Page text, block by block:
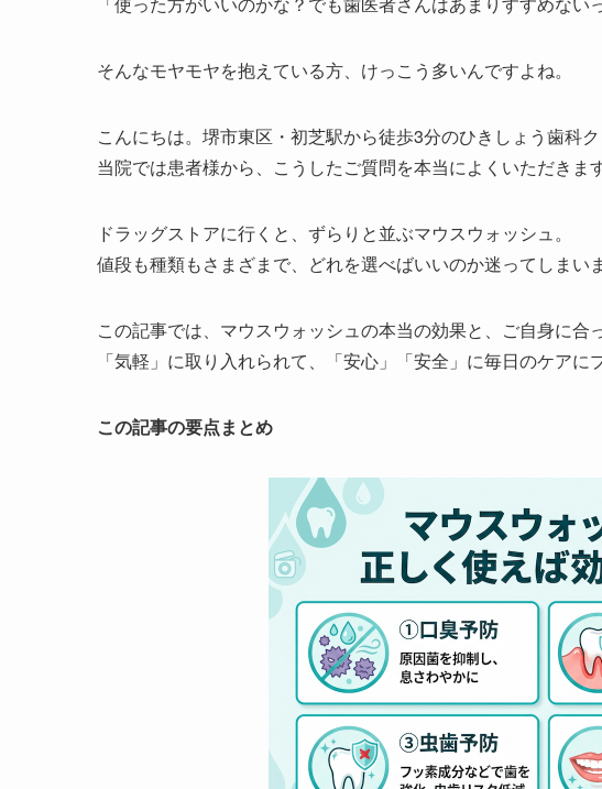
そんなモヤモヤを抱えている方、けっこう多いんですよね。
こんにちは。堺市東区・初芝駅から徒歩3分のひきしょう歯科ク
当院では患者様から、こうしたご質問を本当によくいただきます
ドラッグストアに行くと、ずらりと並ぶマウスウォッシュ。
値段も種類もさまざまで、どれを選べばいいのか迷ってしまい
この記事では、マウスウォッシュの本当の効果と、ご自身に合
「気軽」に取り入れられて、「安心」「安全」に毎日のケアに
この記事の要点まとめ